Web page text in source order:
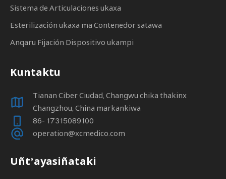
Sistema de Articulaciones ukaxa
Esterilización ukaxa mä Contenedor satawa
Anqaru Fijación Dispositivo ukampi
Kuntaktu
Tianan Ciber Ciudad, Changwu chika thakinx
Changzhou, China markankiwa
86- 17315089100
operation@xcmedico.com
Uñtʼayasiñataki